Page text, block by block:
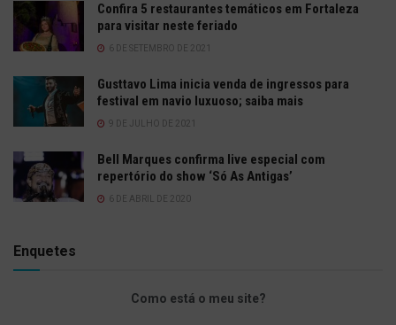
Confira 5 restaurantes temáticos em Fortaleza
para visitar neste feriado
6 DE SETEMBRO DE 2021
Gusttavo Lima inicia venda de ingressos para
festival em navio luxuoso; saiba mais
9 DE JULHO DE 2021
Bell Marques confirma live especial com
repertório do show ‘Só As Antigas’
6 DE ABRIL DE 2020
Enquetes
Como está o meu site?